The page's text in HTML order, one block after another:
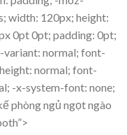
width: 120px; height:
0pt 0pt; padding: 0pt;
normal; font-
normal; font-
-x-system-font: none;
phòng ngủ ngọt ngào